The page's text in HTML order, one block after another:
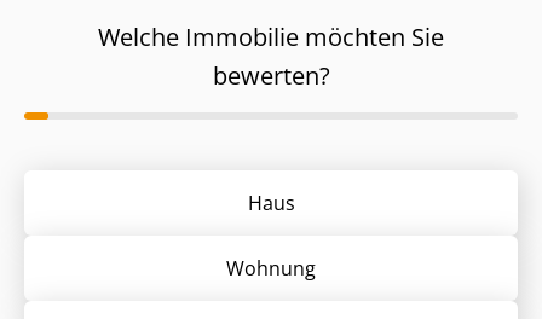
Welche Immobilie möchten Sie
bewerten?
Haus
Wohnung